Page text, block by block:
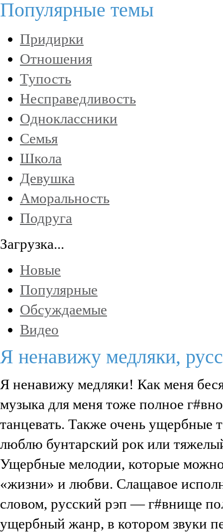
Популярные темы
Придирки
Отношения
Тупость
Несправедливость
Одноклассники
Семья
Школа
Девушка
Аморальность
Подруга
Загрузка...
Новые
Популярные
Обсуждаемые
Видео
Я ненавижу медляки,
Я ненавижу медляки! Как меня
музыка для меня тоже полное
танцевать. Также очень ущербные
люблю бунтарский рок или
Ущербные мелодии, которые
«жизни» и любви. Слащавое
словом, русский рэп — г#внище
ущербный жанр, в котором звуки